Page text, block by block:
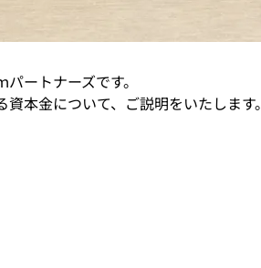
ートナーズです。
本金について、ご説明をいたします。